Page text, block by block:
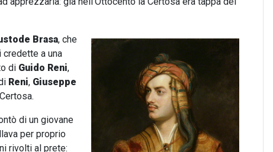
Brasa, che
a una
di Guido Reni,
Reni, Giuseppe
di un giovane
per proprio
rivolti al prete: